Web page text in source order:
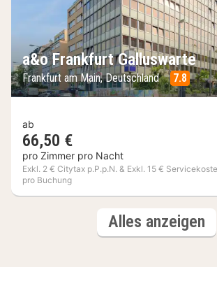
a&o Frankfurt Galluswarte
Frankfurt am Main, Deutschland 7.8
ab
66,50 €
pro Zimmer pro Nacht
Exkl. 2 € Citytax p.P.p.N. & Exkl. 15 €
pro Buchung
Alles anzeigen